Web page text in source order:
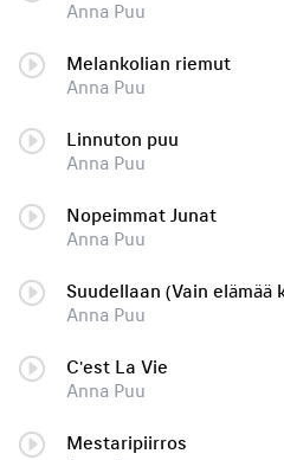
Anna Puu
Melankolian riemut
Anna Puu
Linnuton puu
Anna Puu
Nopeimmat Junat
Anna Puu
Anna Puu
C'est La Vie
Anna Puu
Mestaripiirros